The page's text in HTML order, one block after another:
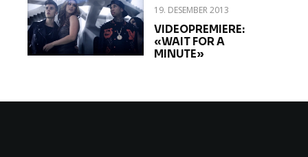
19. DESEMBER 2013
VIDEOPREMIERE:
«WAIT FOR A
MINUTE»